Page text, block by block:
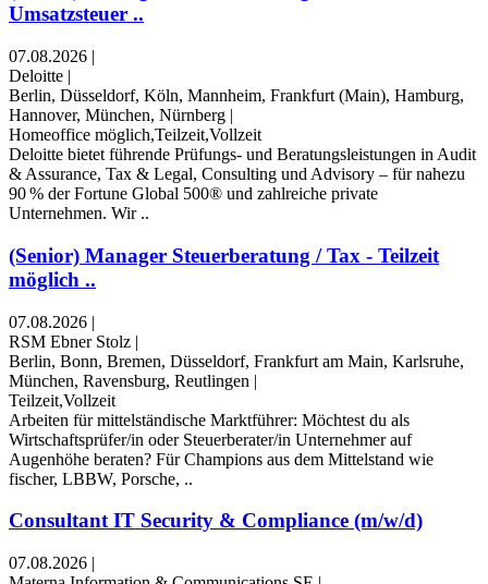
Umsatzsteuer ..
07.08.2026 |
Deloitte |
Berlin, Düsseldorf, Köln, Mannheim, Frankfurt (Main), Hamburg,
Hannover, München, Nürnberg |
Homeoffice möglich,Teilzeit,Vollzeit
Deloitte bietet führende Prüfungs- und Beratungsleistungen in Audit
& Assurance, Tax & Legal, Consulting und Advisory – für nahezu
90 % der Fortune Global 500® und zahlreiche private
Unternehmen. Wir ..
(Senior) Manager Steuerberatung / Tax - Teilzeit
möglich ..
07.08.2026 |
RSM Ebner Stolz |
Berlin, Bonn, Bremen, Düsseldorf, Frankfurt am Main, Karlsruhe,
München, Ravensburg, Reutlingen |
Teilzeit,Vollzeit
Arbeiten für mittelständische Marktführer: Möchtest du als
Wirtschaftsprüfer/in oder Steuerberater/in Unternehmer auf
Augenhöhe beraten? Für Champions aus dem Mittelstand wie
fischer, LBBW, Porsche, ..
Consultant IT Security & Compliance (m/w/d)
07.08.2026 |